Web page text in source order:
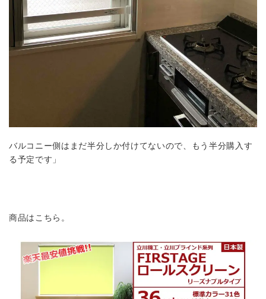
バルコニー側はまだ半分しか付けてないので、もう半分購入す
る予定です」
商品はこちら。